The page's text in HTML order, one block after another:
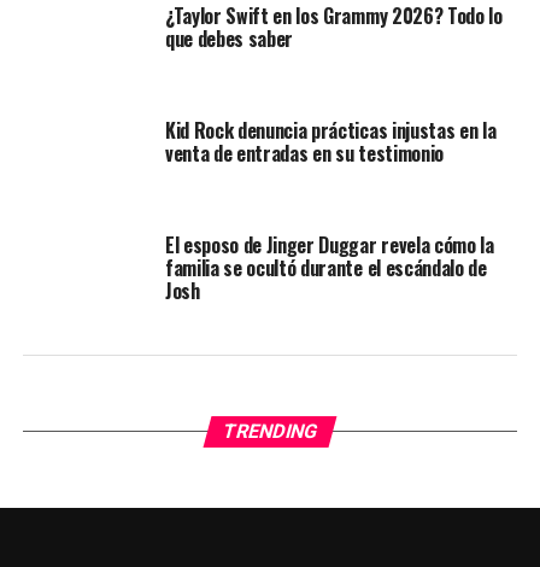
¿Taylor Swift en los Grammy 2026? Todo lo
que debes saber
Kid Rock denuncia prácticas injustas en la
venta de entradas en su testimonio
El esposo de Jinger Duggar revela cómo la
familia se ocultó durante el escándalo de
Josh
TRENDING